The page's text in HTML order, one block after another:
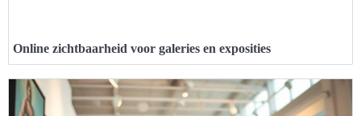
Online zichtbaarheid voor galeries en exposities